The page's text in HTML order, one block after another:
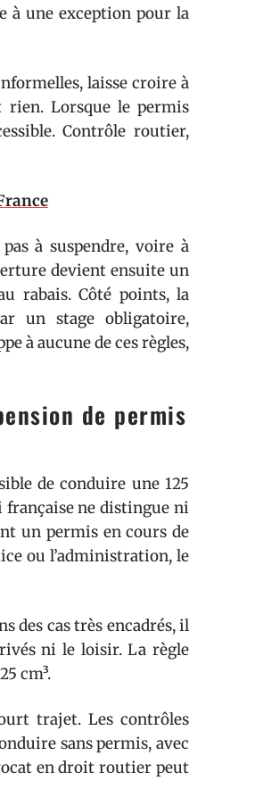
à une exception pour la
laisse croire à
rien. Lorsque le permis
Contrôle routier,
à suspendre, voire à
devient ensuite un
rabais. Côté points, la
un stage obligatoire,
à aucune de ces règles,
de permis
de conduire une 125
française ne distingue ni
un permis en cours de
ou l’administration, le
des cas très encadrés, il
ni le loisir. La règle
cm³.
trajet. Les contrôles
sans permis, avec
en droit routier peut